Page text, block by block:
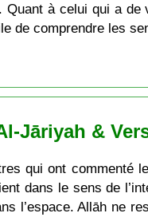
Quant à celui qui a
de comprendre les
Jāriyah &
qui ont commenté
dans le sens de
l’espace. Allāh ne